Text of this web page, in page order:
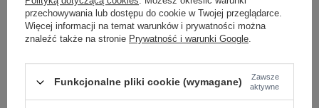
Kod produktu
LK-SK-509790.25
Marka
LAKERTA
sukienka asymetryczna
przechowywania lub dostępu do cookie w Twojej przeglądarce.
Więcej informacji na temat warunków i prywatności można
znaleźć także na stronie Prywatność i warunki Google.
Funkcjonalne pliki cookie (wymagane)
Zawsze
aktywne